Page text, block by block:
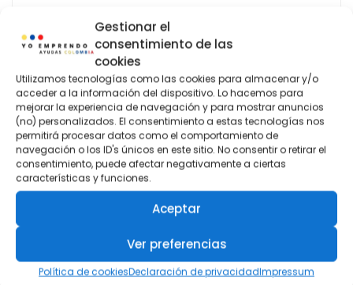
Gestionar el
consentimiento de las
cookies
Utilizamos tecnologías como las cookies para almacenar y/o
acceder a la información del dispositivo. Lo hacemos para
mejorar la experiencia de navegación y para mostrar anuncios
(no) personalizados. El consentimiento a estas tecnologías nos
permitirá procesar datos como el comportamiento de
navegación o los ID's únicos en este sitio. No consentir o retirar el
consentimiento, puede afectar negativamente a ciertas
características y funciones.
Aceptar
Ver preferencias
Política de cookiesDeclaración de privacidadImpressum
linacoram